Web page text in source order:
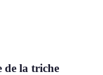
de la triche